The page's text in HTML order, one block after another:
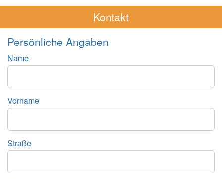
Kontakt
Persönliche Angaben
Name
Vorname
Straße